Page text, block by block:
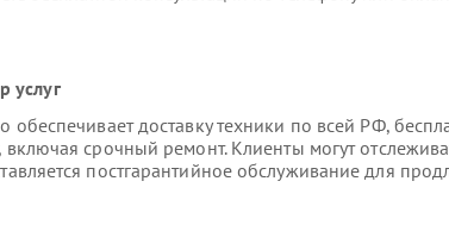
услуг
обеспечивает доставку техники по всей РФ,
срочный ремонт. Клиенты могут
постгарантийное обслуживание для